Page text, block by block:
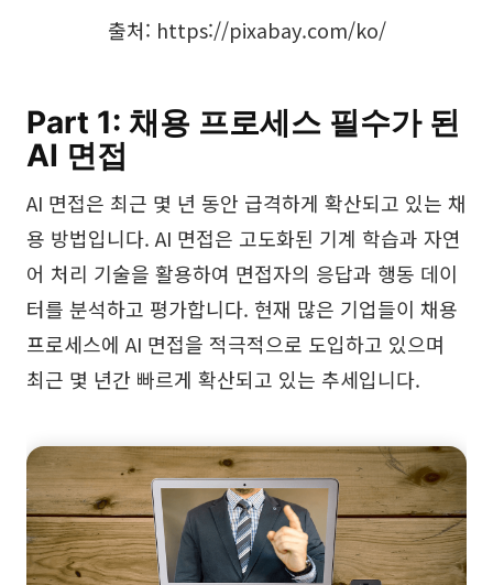
AI 플로우차트
AI 피시본 다이어그램
계획 & 처리
AI 비즈니스 모델 캔버스
AI SWOT 분석
AI 가치 사슬 분석
전략 & 분석
AI 사용자 페르소나
AI BCG 매트릭스
스마트 크리에이션
AI 화이트보드
AI 이력서 작성기
리소스
출처: https://pixabay.com/ko/
Part 1: 채용 프로세스 필수가 된
AI 면접
AI 면접은 최근 몇 년 동안 급격하게 확산되고 있는 채
용 방법입니다. AI 면접은 고도화된 기계 학습과 자연
어 처리 기술을 활용하여 면접자의 응답과 행동 데이
터를 분석하고 평가합니다. 현재 많은 기업들이 채용
프로세스에 AI 면접을 적극적으로 도입하고 있으며
최근 몇 년간 빠르게 확산되고 있는 추세입니다.